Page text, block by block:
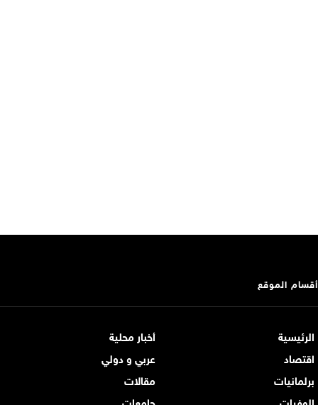
أقسام الموقع
الرئيسية
أخبار محلية
اقتصاد
عربي و دولي
برلمانيات
مقالات